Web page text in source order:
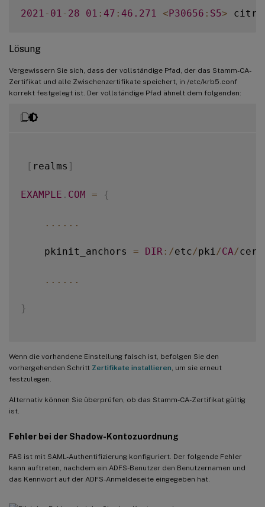
2021 - 01 - 28 01 : 47 : 46.271 <P30656 : S5>
2021-01- 28 01: 47:46.271 <P30656: S5>
2021-01-28 01 :47:46.271 <P30656 :S5>
Lösung
Vergewissern Sie sich, dass der vollständige Pfad, der das Stamm-CA-
Zertifikat und alle Zwischenzertifikate speichert, in /etc/krb5.conf
korrekt festgelegt ist. Der vollständige Pfad ähnelt dem folgenden:
[ realms ]
EXAMPLE . COM = {
... ...
    pkinit_anchors
= DIR : /etc/pki /CA/
... ...
}
Wenn die vorhandene Einstellung falsch ist, befolgen Sie den
vorhergehenden Schritt Zertifikate installieren , um sie erneut
festzulegen.
Alternativ können Sie überprüfen, ob das Stamm-CA-Zertifikat gültig
ist.
Fehler bei der Shadow-Kontozuordnung
FAS ist mit SAML-Authentifizierung konfiguriert. Der folgende Fehler
kann auftreten, nachdem ein ADFS-Benutzer den Benutzernamen und
das Kennwort auf der ADFS-Anmeldeseite eingegeben hat.